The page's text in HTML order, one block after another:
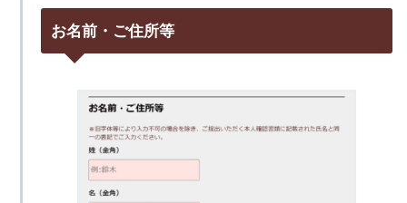
お名前・ご住所等